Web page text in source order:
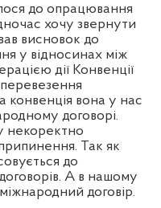
до опрацювання
хочу звернути
висновок до
у відносинах між
дії Конвенції
конвенція вона у нас
договорі.
некоректно
Так як
до
А в нашому
договір.